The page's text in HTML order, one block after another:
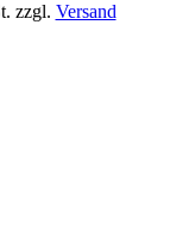
zzgl. Versand